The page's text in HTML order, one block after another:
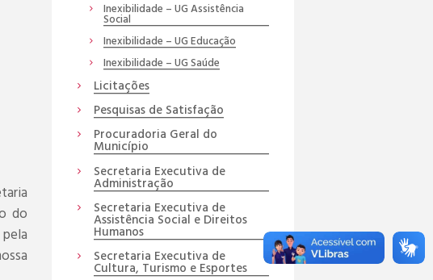
do
Inexibilidade – UG Assistência
Social
Inexibilidade – UG Educação
Inexibilidade – UG Saúde
Licitações
Pesquisas de Satisfação
Procuradoria Geral do
Município
Secretaria Executiva de
Administração
Secretaria Executiva de
Assistência Social e Direitos
Humanos
Secretaria Executiva de
Cultura, Turismo e Esportes